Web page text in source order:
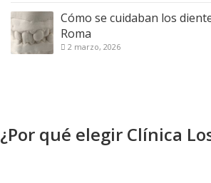
Cómo se cuidaban los
Roma
2 marzo, 2026
¿Por qué elegir Clínica